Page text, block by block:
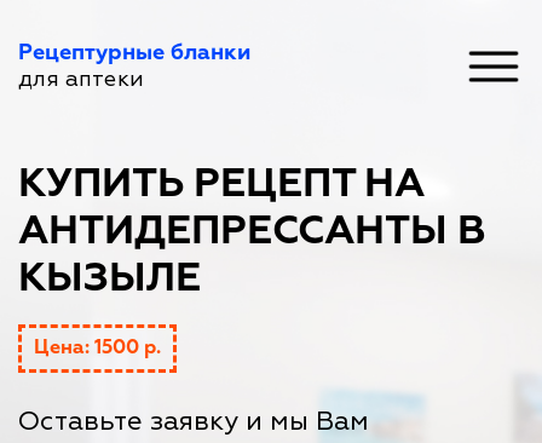
Рецептурные бланки
для аптеки
КУПИТЬ РЕЦЕПТ НА
АНТИДЕПРЕССАНТЫ В
КЫЗЫЛЕ
Цена: 1500 р.
Оставьте заявку и мы Вам